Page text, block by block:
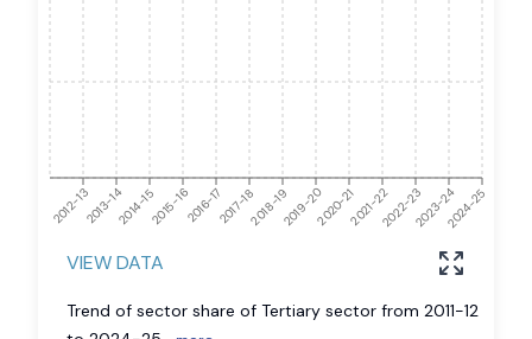
2012-132013-142014-152015-162016-172017-182018-192019-202020-212021-222022-232023-242024-25
VIEW DATA
Trend of sector share of Tertiary sector from 2011-12